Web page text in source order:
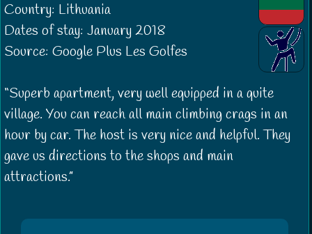
Country: Lithuania
Dates of stay: January 2018
Source: Google Plus Les Golfes
Superb apartment, very well equipped in a quite
village. You can reach all main climbing crags in an
hour by car. The host is very nice and helpful. They
gave us directions to the shops and main
attractions.